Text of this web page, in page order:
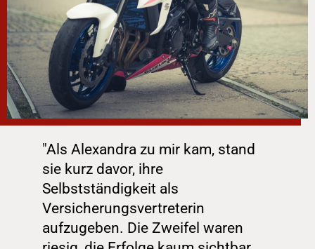
"Als Alexandra zu mir kam, stand
sie kurz davor, ihre
Selbstständigkeit als
Versicherungsvertreterin
aufzugeben. Die Zweifel waren